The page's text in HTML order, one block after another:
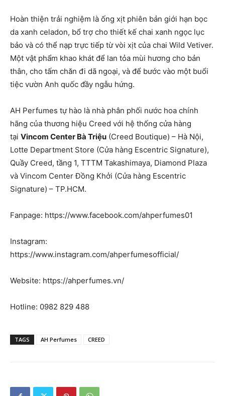
Hoàn thiện trải nghiệm là ống xịt phiên bản giới hạn bọc
da xanh celadon, bổ trợ cho thiết kế chai xanh ngọc lục
bảo và có thể nạp trực tiếp từ vòi xịt của chai Wild Vetiver.
Một vật phẩm khao khát để lan tỏa mùi hương cho bản
thân, cho tấm chăn đi dã ngoại, và để bước vào một buổi
tiệc vườn Anh quốc đầy ngẫu hứng.
AH Perfumes tự hào là nhà phân phối nước hoa chính
hãng của thương hiệu Creed với hệ thống cửa hàng
tại Vincom Center Bà Triệu (Creed Boutique) – Hà Nội,
Lotte Department Store (Cửa hàng Escentric Signature),
Quầy Creed, tầng 1, TTTM Takashimaya, Diamond Plaza
và Vincom Center Đồng Khởi (Cửa hàng Escentric
Signature) – TP.HCM.
Fanpage: https://www.facebook.com/ahperfumes01
Instagram:
https://www.instagram.com/ahperfumesofficial/
Website: https://ahperfumes.vn/
Hotline: 0982 829 488
TAGS AH Perfumes CREED